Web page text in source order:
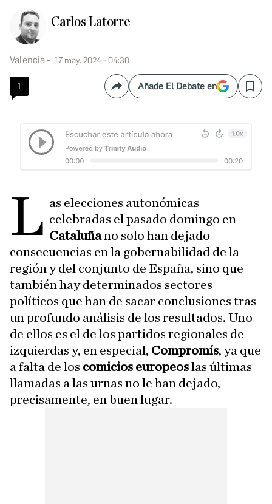
Carlos Latorre
Valencia 17 may. 2024 - 04:30
1 CompartirAñade El Debate en Save
L as elecciones autonómicas
celebradas el pasado domingo en
Cataluñano solo han dejado
consecuencias en la gobernabilidad de la
región y del conjunto de España, sino que
también hay determinados sectores
políticos que han de sacar conclusiones tras
un profundo análisis de los resultados. Uno
de ellos es el de los partidos regionales de
izquierdas y, en especial, Compromís, ya que
a falta de los comicios europeoslas últimas
llamadas a las urnas no le han dejado,
precisamente, en buen lugar.